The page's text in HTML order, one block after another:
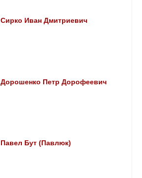
Сирко Иван Дмитриевич
Дорошенко Петр Дорофеевич
Павел Бут (Павлюк)